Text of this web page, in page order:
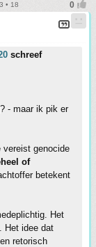
• 18
schreef
- maar ik pik er
vereist genocide
of
betekent
Het
Het idee dat
retorisch